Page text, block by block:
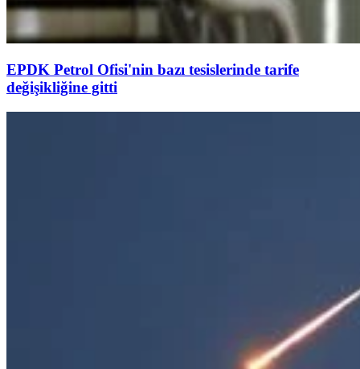
EPDK Petrol Ofisi'nin bazı tesislerinde tarife
değişikliğine gitti